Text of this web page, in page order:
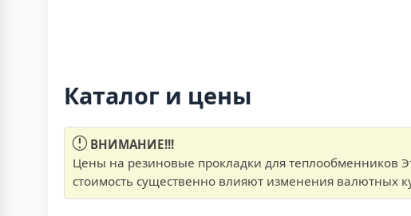
Каталог и цены
ВНИМАНИЕ!!!
Цены на резиновые прокладки для теплообменников
стоимость существенно влияют изменения валютных